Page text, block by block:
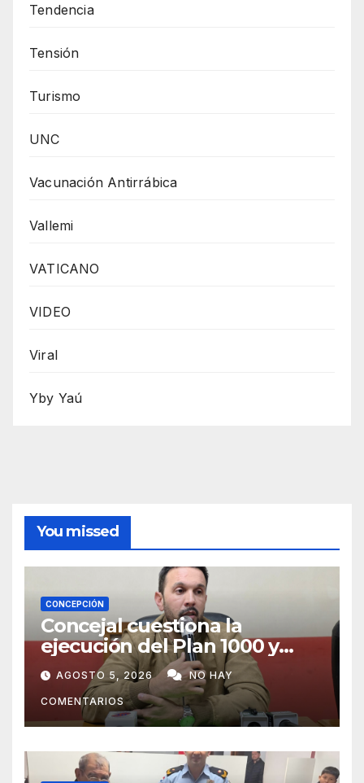
Tendencia
Tensión
Turismo
UNC
Vacunación Antirrábica
Vallemi
VATICANO
VIDEO
Viral
Yby Yaú
You missed
CONCEPCIÓN
Concejal cuestiona la
ejecución del Plan 1000 y
pide mayor participación del
municipio
AGOSTO 5, 2026 NO HAY
COMENTARIOS